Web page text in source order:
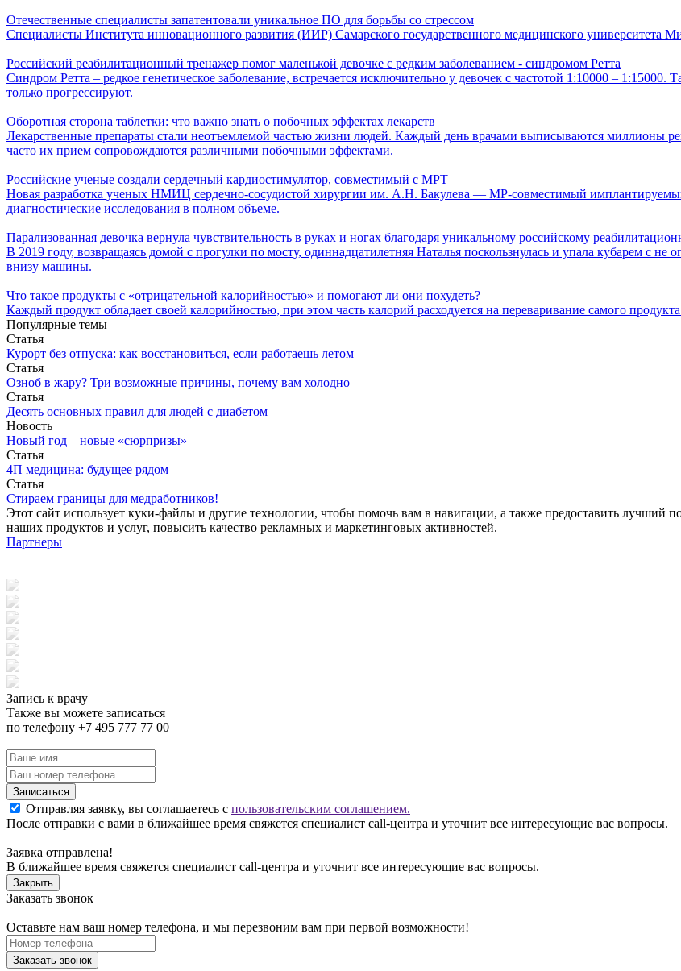
Отечественные специалисты запатентовали уникальное ПО для борьбы со стрессом
Специалисты Института инновационного развития (ИИР) Самарского государственного медицинского университета
Российский реабилитационный тренажер помог маленькой девочке с редким заболеванием - синдромом Ретта
Синдром Ретта – редкое генетическое заболевание, встречается исключительно у девочек с частотой 1:10000 –
только прогрессируют.
Оборотная сторона таблетки: что важно знать о побочных эффектах лекарств
Лекарственные препараты стали неотъемлемой частью жизни людей. Каждый день врачами выписываются миллионы
часто их прием сопровождаются различными побочными эффектами.
Российские ученые создали сердечный кардиостимулятор, совместимый с МРТ
Новая разработка ученых НМИЦ сердечно-сосудистой хирургии им. А.Н. Бакулева — МР-совместимый
диагностические исследования в полном объеме.
Парализованная девочка вернула чувствительность в руках и ногах благодаря уникальному российскому
В 2019 году, возвращаясь домой с прогулки по мосту, одиннадцатилетняя Наталья поскользнулась и упала кубарем с
внизу машины.
Что такое продукты с «отрицательной калорийностью» и помогают ли они похудеть?
Каждый продукт обладает своей калорийностью, при этом часть калорий расходуется на переваривание самого
Популярные темы
Статья
Курорт без отпуска: как восстановиться, если работаешь летом
Статья
Озноб в жару? Три возможные причины, почему вам холодно
Статья
Десять основных правил для людей с диабетом
Новость
Новый год – новые «сюрпризы»
Статья
4П медицина: будущее рядом
Статья
Стираем границы для медработников!
Этот сайт использует куки-файлы и другие технологии, чтобы помочь вам в навигации, а также предоставить лучший
наших продуктов и услуг, повысить качество рекламных и маркетинговых активностей.
Партнеры
Запись к врачу
Также вы можете записаться
по телефону +7 495 777 77 00
Записаться
Отправляя заявку, вы соглашаетесь с пользовательским соглашением.
После отправки с вами в ближайшее время свяжется специалист call-центра и уточнит все интересующие вас вопросы.
Заявка отправлена!
В ближайшее время свяжется специалист call-центра и уточнит все интересующие вас вопросы.
Закрыть
Заказать звонок
Оставьте нам ваш номер телефона, и мы перезвоним вам при первой возможности!
Заказать звонок